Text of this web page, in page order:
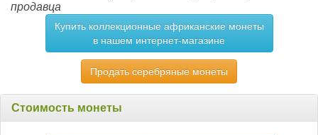
продавца
Купить коллекционные африканские монеты
в нашем интернет-магазине
Продать серебряные монеты
Стоимость монеты